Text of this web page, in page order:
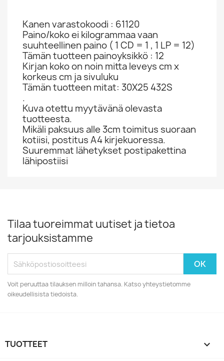
Kanen varastokoodi : 61120
Paino/koko ei kilogrammaa vaan
suuhteellinen paino ( 1 CD = 1 , 1 LP = 12)
Tämän tuotteen painoyksikkö : 12
Kirjan koko on noin mitta leveys cm x
korkeus cm ja sivuluku
Tämän tuotteen mitat: 30X25 432S
.
Kuva otettu myytävänä olevasta
tuotteesta.
Mikäli paksuus alle 3cm toimitus suoraan
kotiisi, postitus A4 kirjekuoressa.
Suuremmat lähetykset postipakettina
lähipostiisi
Tilaa tuoreimmat uutiset ja tietoa
tarjouksistamme
Voit peruuttaa tilauksen milloin tahansa. Katso yhteystietomme
oikeudellisista tiedoista.
TUOTTEET 